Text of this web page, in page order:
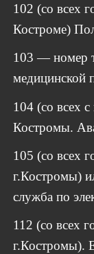
102 (со всех
Костроме)
103 — номер
медицинской
104 (со всех
Костромы.
105 (со всех
г.Костромы)
служба по
112 (со всех
г.Костромы).